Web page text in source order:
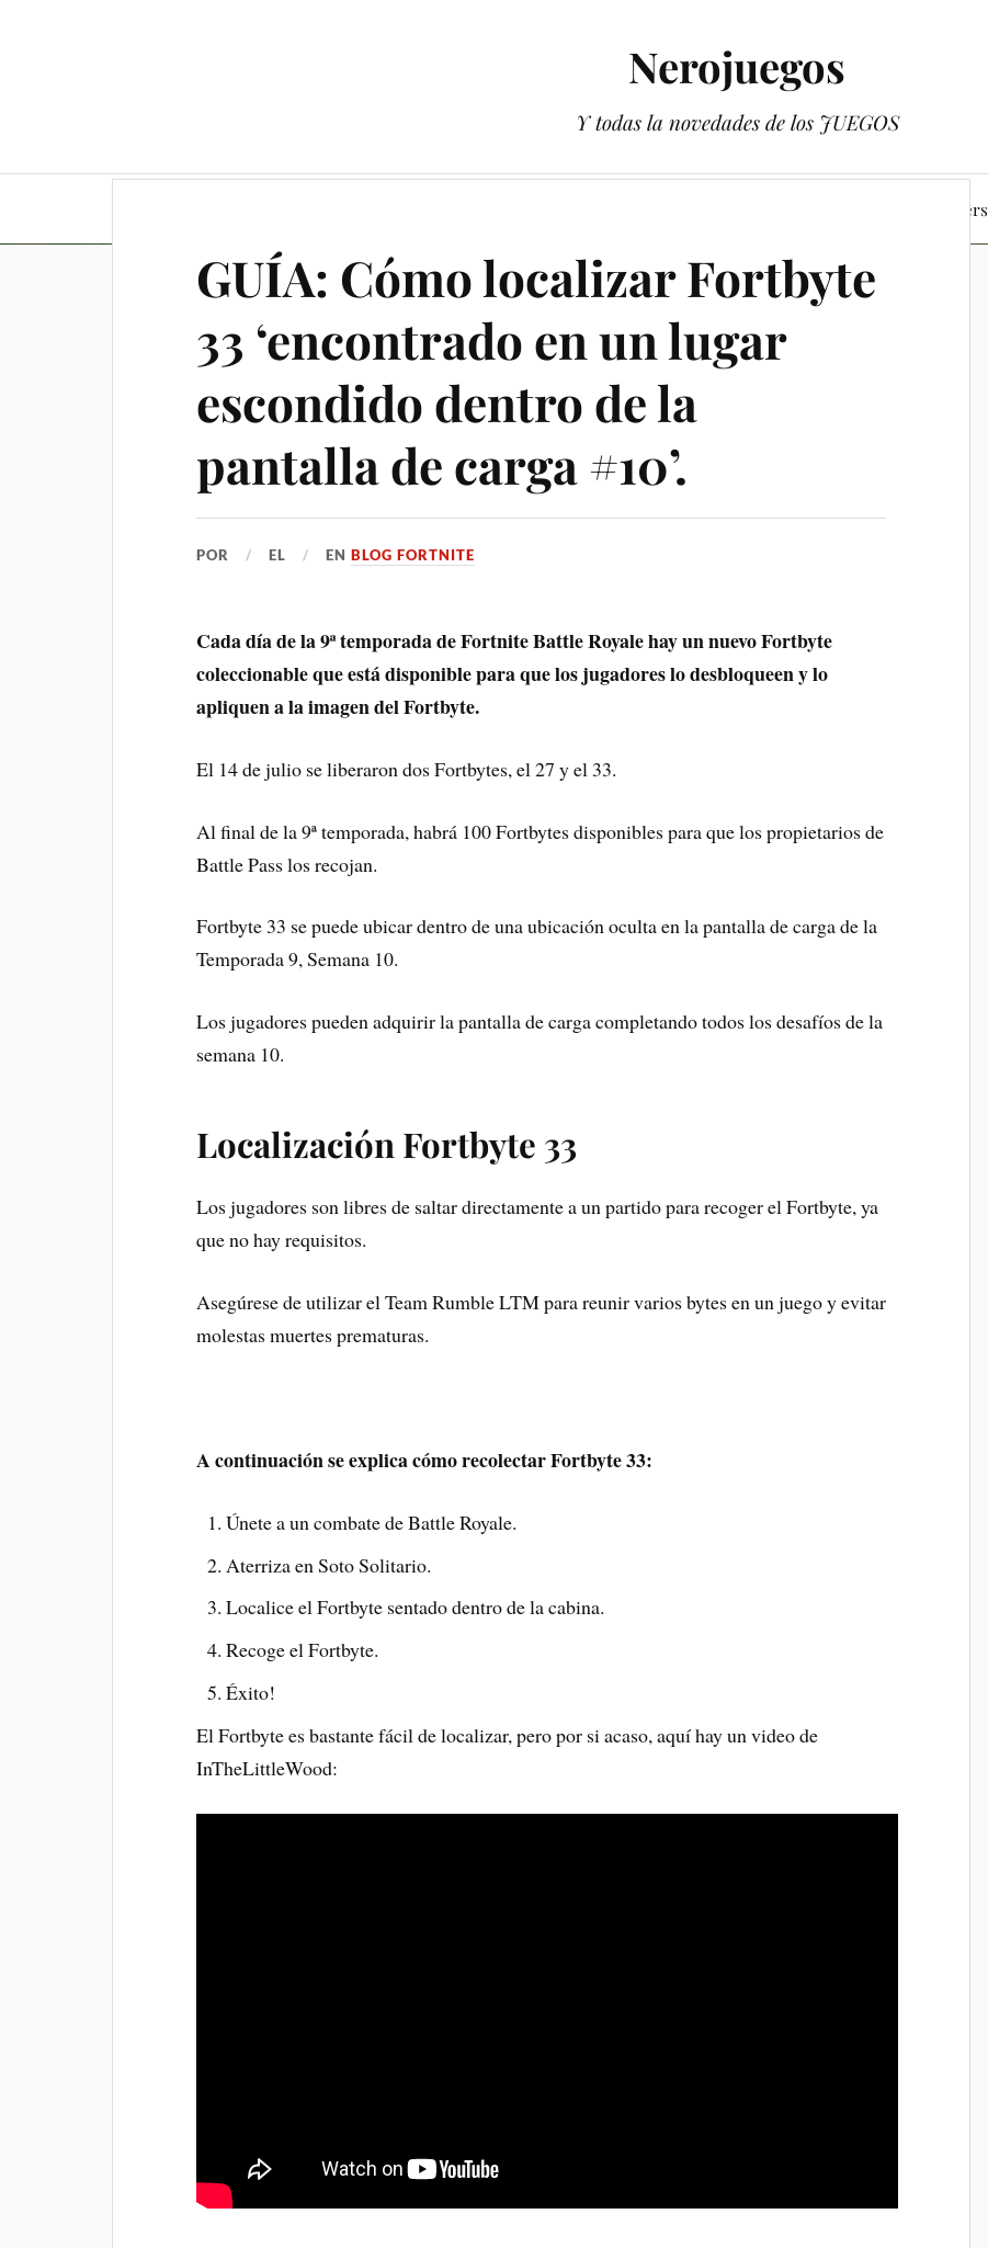
Nerojuegos
Y todas la novedades de los JUEGOS
Los libros de los Youtubers
GUÍA: Cómo localizar Fortbyte
33 ‘encontrado en un lugar
escondido dentro de la
pantalla de carga #10’.
POR EL ENBLOG FORTNITE
Cada día de la 9ª temporada de Fortnite Battle Royale hay un nuevo Fortbyte
coleccionable que está disponible para que los jugadores lo desbloqueen y lo
apliquen a la imagen del Fortbyte.
El 14 de julio se liberaron dos Fortbytes, el 27 y el 33.
Al final de la 9ª temporada, habrá 100 Fortbytes disponibles para que los propietarios de
Battle Pass los recojan.
Fortbyte 33 se puede ubicar dentro de una ubicación oculta en la pantalla de carga de la
Temporada 9, Semana 10.
Los jugadores pueden adquirir la pantalla de carga completando todos los desafíos de la
semana 10.
Localización Fortbyte 33
Los jugadores son libres de saltar directamente a un partido para recoger el Fortbyte, ya
que no hay requisitos.
Asegúrese de utilizar el Team Rumble LTM para reunir varios bytes en un juego y evitar
molestas muertes prematuras.
A continuación se explica cómo recolectar Fortbyte 33:
Únete a un combate de Battle Royale.
Aterriza en Soto Solitario.
Localice el Fortbyte sentado dentro de la cabina.
Recoge el Fortbyte.
Éxito!
El Fortbyte es bastante fácil de localizar, pero por si acaso, aquí hay un video de
InTheLittleWood: